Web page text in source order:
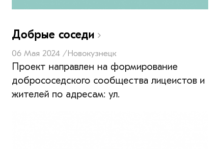
Добрые соседи
06 Мая 2024 /Новокузнецк
Проект направлен на формирование
добрососедского сообщества лицеистов и
жителей по адресам: ул.